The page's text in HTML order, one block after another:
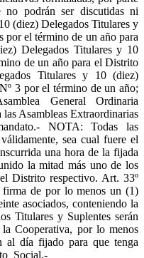
no podrán ser discutidas ni
(diez) Delegados Titulares y
por el término de un año para
Delegados Titulares y 10
de un año para el Distrito
Titulares y 10 (diez)
3 por el término de un año;
General Ordinaria
Asambleas Extraordinarias
NOTA: Todas las
sea cual fuere el
una hora de la fijada
la mitad más uno de los
Distrito respectivo. Art. 33º
de por lo menos un (1)
asociados, conteniendo la
Titulares y Suplentes serán
Cooperativa, por lo menos
al día fijado para que tenga
Social.-